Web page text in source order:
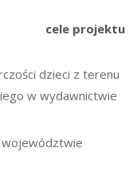
cele projektu
dzieci z terenu
w wydawnictwie